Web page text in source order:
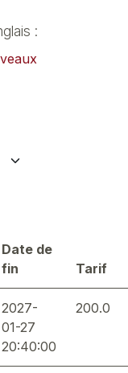
:
Date de
fin
Tarif
2027-
01-27
20:40:00
200.0